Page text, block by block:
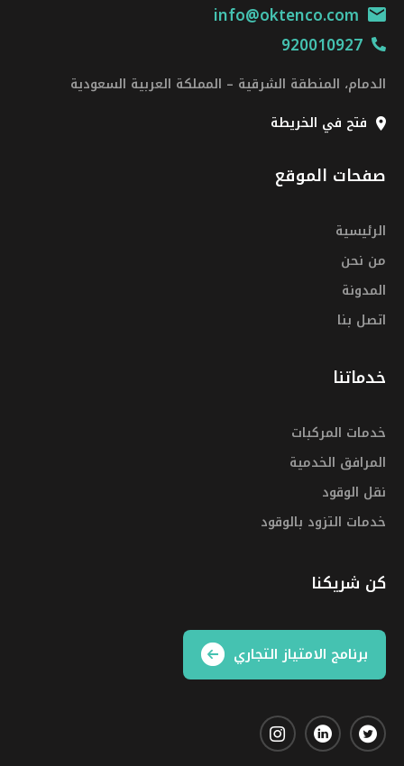
info@oktenco.com
920010927
الدمام، المنطقة الشرقية – المملكة العربية السعودية
فتح في الخريطة
صفحات الموقع
الرئيسية
من نحن
المدونة
اتصل بنا
خدماتنا
خدمات المركبات
المرافق الخدمية
نقل الوقود
خدمات التزود بالوقود
كن شريكنا
برنامج الامتياز التجاري